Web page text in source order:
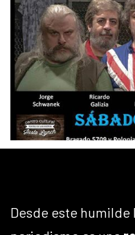
Desde este